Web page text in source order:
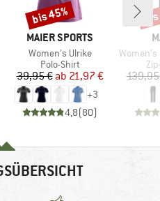
MARKE
MAIER SPORTS
Artikel
Women's Ulrike
Produktgruppe
Polo-Shirt
Preis
39,95 € reduzierter Preis
ab 21,97 €
+3
4,8(80)
Rabatt
bis 45%
Artikel
Women's